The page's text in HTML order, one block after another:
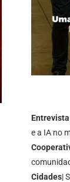
Entrevista
e a IA no
Cidades|